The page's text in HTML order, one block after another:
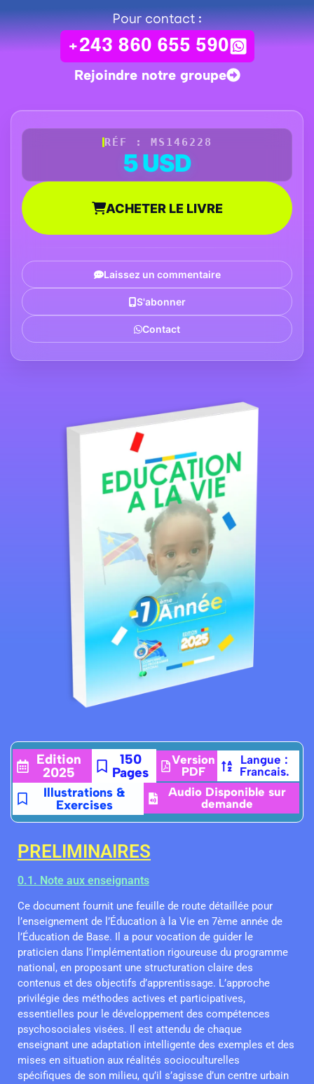
Pour contact :
+243 860 655 590
Rejoindre notre groupe
RÉF : MS146228
5 USD
ACHETER LE LIVRE
Laissez un commentaire
S'abonner
Contact
Edition
2025
150
Pages
Version
PDF
Langue :
Francais.
Illustrations &
Exercises
Audio Disponible sur
demande
PRELIMINAIRES
0.1. Note aux enseignants
Ce document fournit une feuille de route détaillée pour
l’enseignement de l’Éducation à la Vie en 7ème année de
l’Éducation de Base. Il a pour vocation de guider le
praticien dans l’implémentation rigoureuse du programme
national, en proposant une structuration claire des
contenus et des objectifs d’apprentissage. L’approche
privilégie des méthodes actives et participatives,
essentielles pour le développement des compétences
psychosociales visées. Il est attendu de chaque
enseignant une adaptation intelligente des exemples et des
mises en situation aux réalités socioculturelles
spécifiques de son milieu, qu’il s’agisse d’un centre urbain